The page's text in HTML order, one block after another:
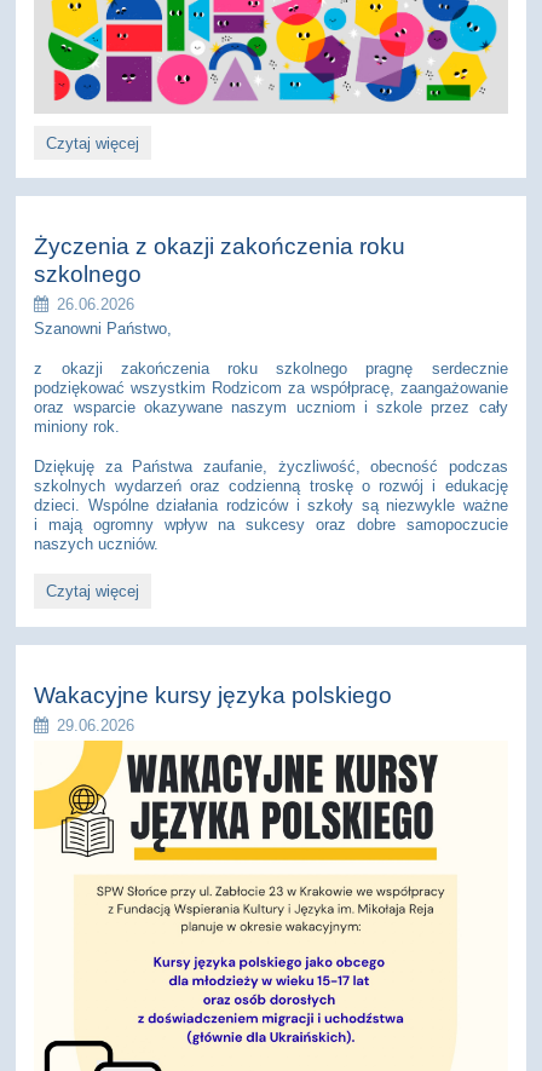
INFORMACJA
NASZYCH
UCZNIÓW:
Czytaj więcej
Życzenia z okazji zakończenia roku
szkolnego
26.06.2026
Szanowni Państwo,
z okazji zakończenia roku szkolnego pragnę serdecznie
podziękować wszystkim Rodzicom za współpracę, zaangażowanie
oraz wsparcie okazywane naszym uczniom i szkole przez cały
miniony rok.
Dziękuję za Państwa zaufanie, życzliwość, obecność podczas
szkolnych wydarzeń oraz codzienną troskę o rozwój i edukację
dzieci. Wspólne działania rodziców i szkoły są niezwykle ważne
i mają ogromny wpływ na sukcesy oraz dobre samopoczucie
naszych uczniów.
Życzenia
okazji
zakończenia
Czytaj więcej
Wakacyjne kursy języka polskiego
29.06.2026